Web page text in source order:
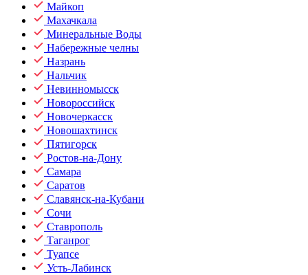
Майкоп
Махачкала
Минеральные Воды
Набережные челны
Назрань
Нальчик
Невинномысск
Новороссийск
Новочеркасск
Новошахтинск
Пятигорск
Ростов-на-Дону
Самара
Саратов
Славянск-на-Кубани
Сочи
Ставрополь
Таганрог
Туапсе
Усть-Лабинск